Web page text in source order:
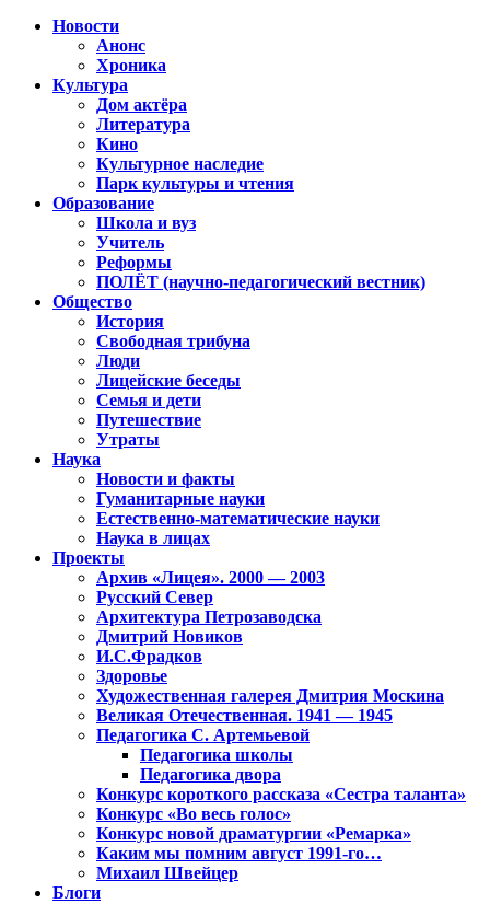
Новости
Анонс
Хроника
Культура
Дом актёра
Литература
Кино
Культурное наследие
Парк культуры и чтения
Образование
Школа и вуз
Учитель
Реформы
ПОЛЁТ (научно-педагогический вестник)
Общество
История
Свободная трибуна
Люди
Лицейские беседы
Семья и дети
Путешествие
Утраты
Наука
Новости и факты
Гуманитарные науки
Естественно-математические науки
Наука в лицах
Проекты
Архив «Лицея». 2000 — 2003
Русский Север
Архитектура Петрозаводска
Дмитрий Новиков
И.С.Фрадков
Здоровье
Художественная галерея Дмитрия Москина
Великая Отечественная. 1941 — 1945
Педагогика С. Артемьевой
Педагогика школы
Педагогика двора
Конкурс короткого рассказа «Сестра таланта»
Конкурс «Во весь голос»
Конкурс новой драматургии «Ремарка»
Каким мы помним август 1991-го…
Михаил Швейцер
Блоги